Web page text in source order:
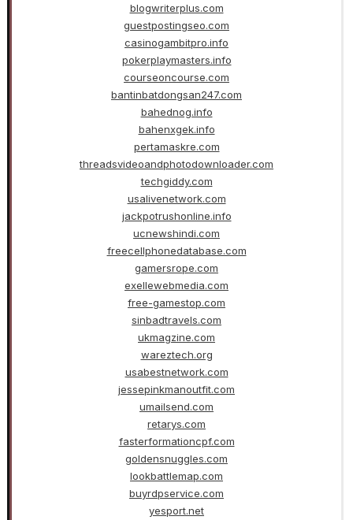
blogwriterplus.com
guestpostingseo.com
casinogambitpro.info
pokerplaymasters.info
courseoncourse.com
bantinbatdongsan247.com
bahednog.info
bahenxgek.info
pertamaskre.com
threadsvideoandphotodownloader.com
techgiddy.com
usalivenetwork.com
jackpotrushonline.info
ucnewshindi.com
freecellphonedatabase.com
gamersrope.com
exellewebmedia.com
free-gamestop.com
sinbadtravels.com
ukmagzine.com
wareztech.org
usabestnetwork.com
jessepinkmanoutfit.com
umailsend.com
retarys.com
fasterformationcpf.com
goldensnuggles.com
lookbattlemap.com
buyrdpservice.com
yesport.net